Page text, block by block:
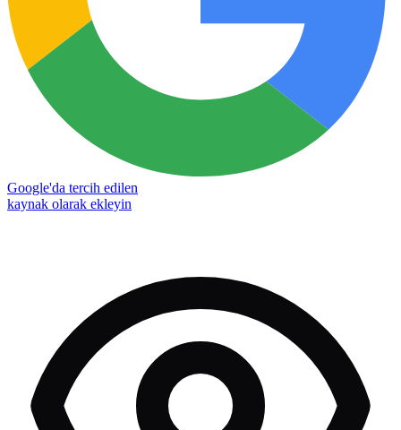
Google'da tercih edilen
kaynak olarak ekleyin